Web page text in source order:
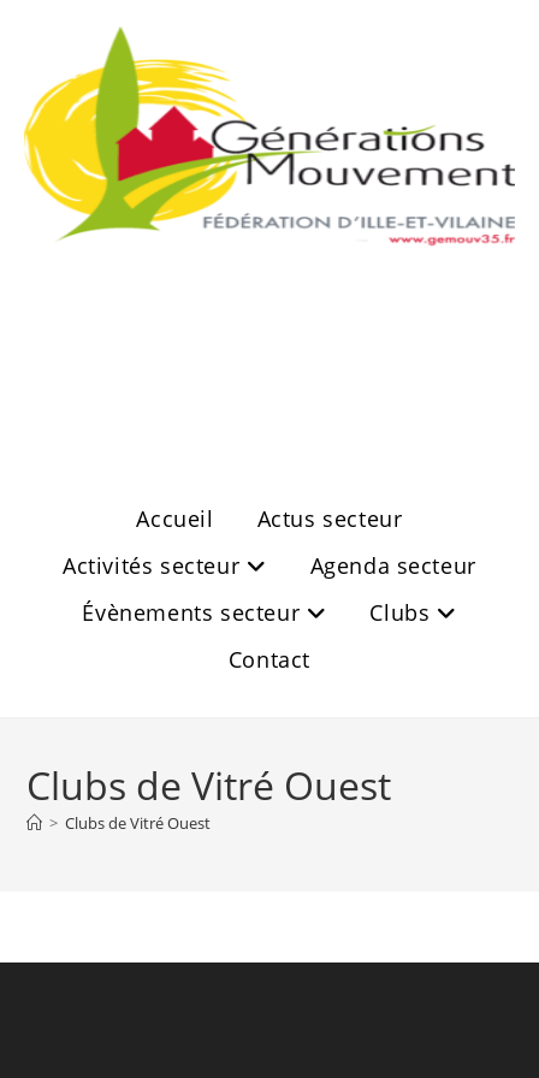
Accueil
Actus secteur
Activités secteur
Agenda secteur
Évènements secteur
Clubs
Contact
Clubs de Vitré Ouest
> Clubs de Vitré Ouest